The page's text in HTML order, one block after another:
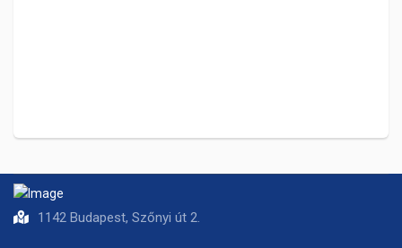
1142 Budapest, Szőnyi út 2.